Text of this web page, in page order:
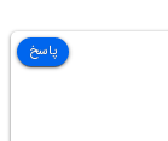
پاسخ